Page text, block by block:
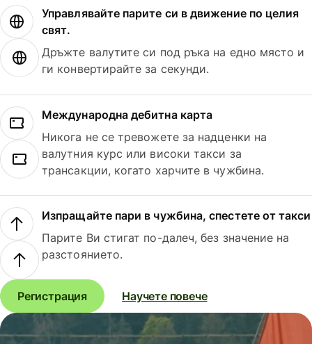
Управлявайте парите си в движение по целия
свят.
Дръжте валутите си под ръка на едно място и
ги конвертирайте за секунди.
Международна дебитна карта
Никога не се тревожете за надценки на
валутния курс или високи такси за
трансакции, когато харчите в чужбина.
Изпращайте пари в чужбина, спестете от такси
Парите Ви стигат по-далеч, без значение на
разстоянието.
Регистрация Научете повече